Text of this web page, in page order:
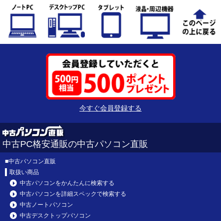
今すぐ会員登録する
中古PC格安通販の中古パソコン直販
■中古パソコン直販
取扱い商品
中古パソコンをかんたんに検索する
中古パソコンを詳細スペックで検索する
中古ノートパソコン
中古デスクトップパソコン